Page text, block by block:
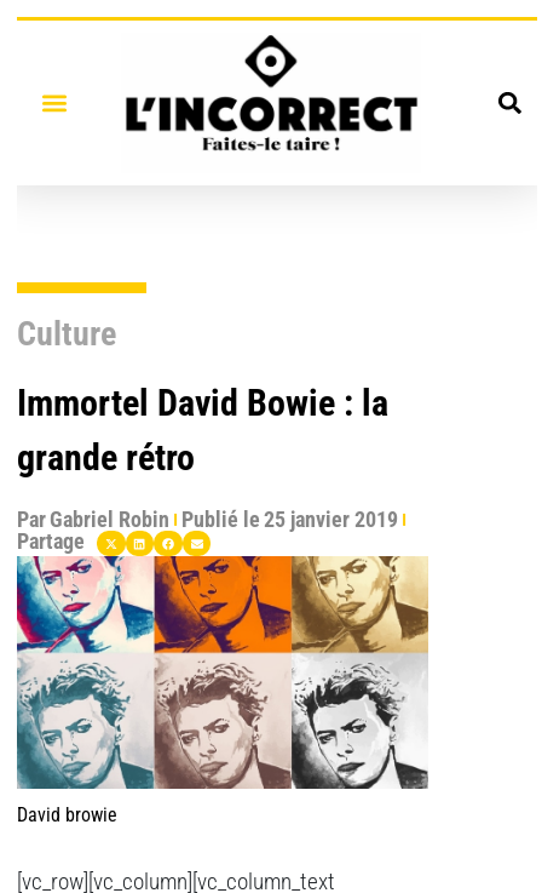
Culture
Immortel David Bowie : la
grande rétro
ParGabriel Robin Publié le25 janvier 2019
Partage
David browie
[vc_row][vc_column][vc_column_text